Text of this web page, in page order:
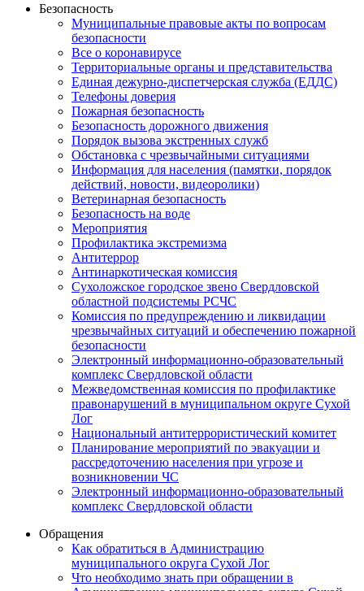
Безопасность
Муниципальные правовые акты по вопросам
безопасности
Все о коронавирусе
Территориальные органы и представительства
Единая дежурно-диспетчерская служба (ЕДДС)
Телефоны доверия
Пожарная безопасность
Безопасность дорожного движения
Порядок вызова экстренных служб
Обстановка с чрезвычайными ситуациями
Информация для населения (памятки, порядок
действий, новости, видеоролики)
Ветеринарная безопасность
Безопасность на воде
Мероприятия
Профилактика экстремизма
Антитеррор
Антинаркотическая комиссия
Сухоложское городское звено Свердловской
областной подсистемы РСЧС
Комиссия по предупреждению и ликвидации
чрезвычайных ситуаций и обеспечению пожарной
безопасности
Электронный информационно-образовательный
комплекс Cвердловской области
Межведомственная комиссия по профилактике
правонарушений в муниципальном округе Сухой
Лог
Национальный антитеррористический комитет
Планирование мероприятий по эвакуации и
рассредоточению населения при угрозе и
возникновении ЧС
Электронный информационно-образовательный
комплекс Свердловской области
Обращения
Как обратиться в Администрацию
муниципального округа Сухой Лог
Что необходимо знать при обращении в